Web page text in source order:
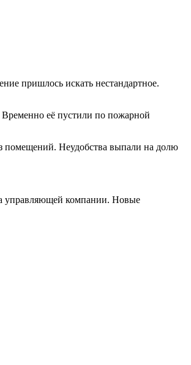
пришлось искать нестандартное.
Временно её пустили по пожарной
помещений. Неудобства выпали на долю
управляющей компании. Новые